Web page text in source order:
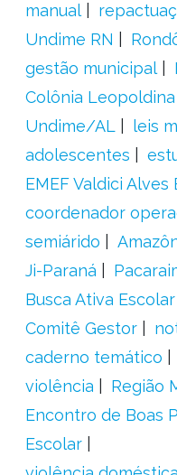
manual
Undime RN
gestão municipal
Colônia Leopoldina
Undime/AL
leis
adolescentes
EMEF Valdici Alves
coordenador
semiárido
Ji-Paraná
Busca Ativa
Comitê Gestor
caderno temático
violência
Região
Encontro de Boas
Escolar